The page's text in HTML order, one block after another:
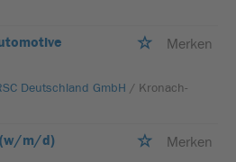
Merken
Deutschland GmbH / Kronach-
(w/m/d) Merken